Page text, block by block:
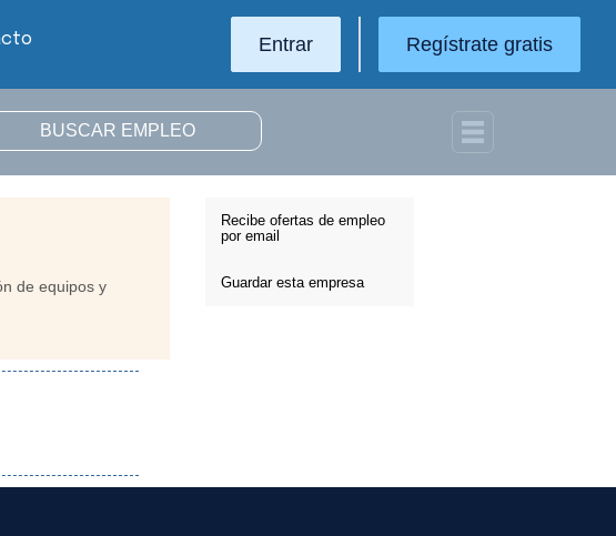
Entrar Regístrate gratis
Recibe ofertas de empleo
por email
Guardar esta empresa
de equipos y